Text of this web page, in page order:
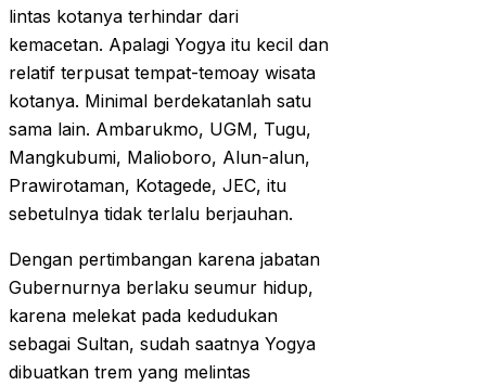
lintas kotanya terhindar dari
kemacetan. Apalagi Yogya itu kecil dan
relatif terpusat tempat-temoay wisata
kotanya. Minimal berdekatanlah satu
sama lain. Ambarukmo, UGM, Tugu,
Mangkubumi, Malioboro, Alun-alun,
Prawirotaman, Kotagede, JEC, itu
sebetulnya tidak terlalu berjauhan.
Dengan pertimbangan karena jabatan
Gubernurnya berlaku seumur hidup,
karena melekat pada kedudukan
sebagai Sultan, sudah saatnya Yogya
dibuatkan trem yang melintas